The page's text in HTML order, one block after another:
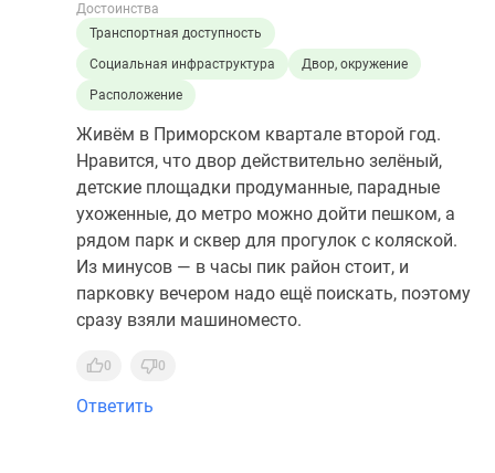
Достоинства
Транспортная доступность
Социальная инфраструктура
Двор, окружение
Расположение
Живём в Приморском квартале второй год.
Нравится, что двор действительно зелёный,
детские площадки продуманные, парадные
ухоженные, до метро можно дойти пешком, а
рядом парк и сквер для прогулок с коляской.
Из минусов — в часы пик район стоит, и
парковку вечером надо ещё поискать, поэтому
сразу взяли машиноместо.
0 0
Ответить